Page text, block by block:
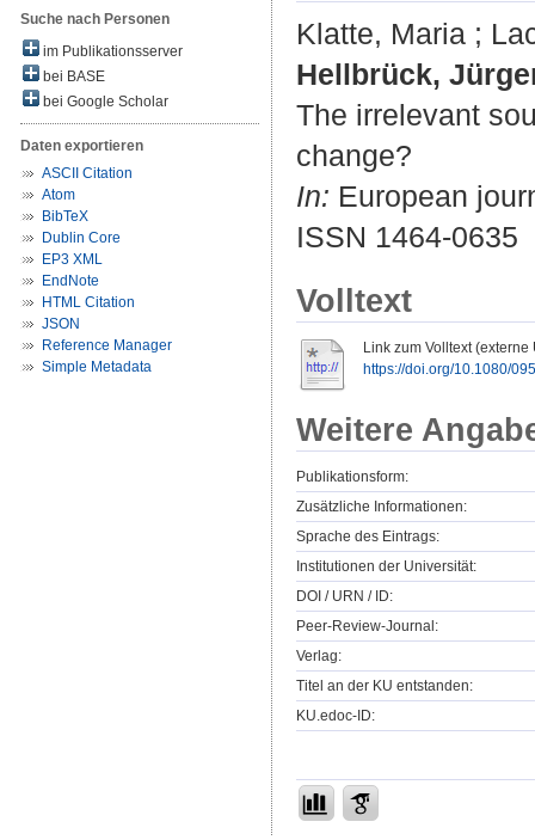
Suche nach Personen
im Publikationsserver
bei BASE
bei Google Scholar
Daten exportieren
ASCII Citation
Atom
BibTeX
Dublin Core
EP3 XML
EndNote
HTML Citation
JSON
Reference Manager
Simple Metadata
Klatte, Maria ;
Hellbrück,
The irrelevant
change?
In: European
ISSN 1464-0635
Volltext
Link zum Volltext (externe
https://doi.org/10.1080/
Weitere
Publikationsform:
Zusätzliche Informationen:
Sprache des Eintrags:
Institutionen der Universität:
DOI / URN / ID:
Peer-Review-Journal:
Verlag:
Titel an der KU entstanden:
KU.edoc-ID: